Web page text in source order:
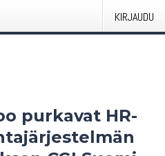
KIRJAUDU
purkavat HR-